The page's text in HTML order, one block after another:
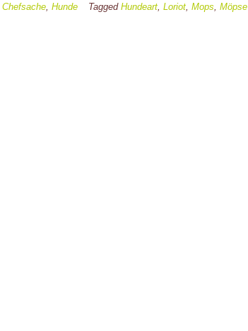
Chefsache,Hunde TaggedHundeart,Loriot,Mops,Möpse